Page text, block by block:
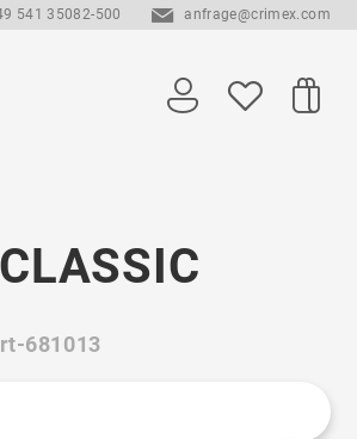
541 35082-500 anfrage@crimex.com
681013